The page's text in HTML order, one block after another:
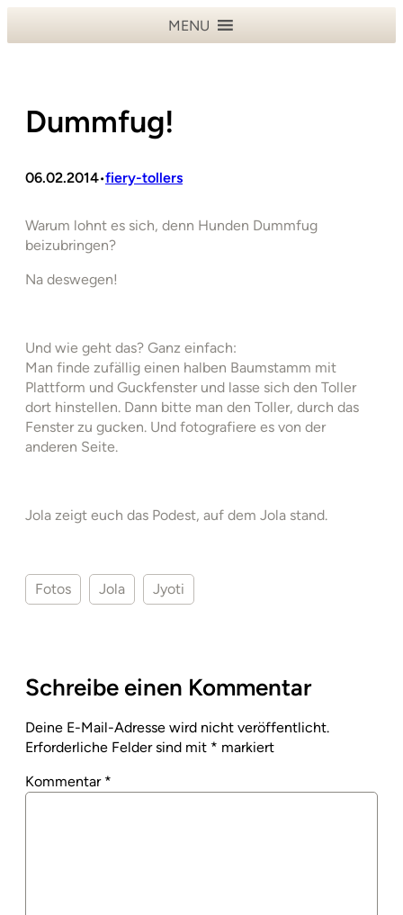
MENU
Dummfug!
06.02.2014•fiery-tollers
Warum lohnt es sich, denn Hunden Dummfug
beizubringen?
Na deswegen!
Und wie geht das? Ganz einfach:
Man finde zufällig einen halben Baumstamm mit
Plattform und Guckfenster und lasse sich den Toller
dort hinstellen. Dann bitte man den Toller, durch das
Fenster zu gucken. Und fotografiere es von der
anderen Seite.
Jola zeigt euch das Podest, auf dem Jola stand.
Fotos Jola Jyoti
Schreibe einen Kommentar
Deine E-Mail-Adresse wird nicht veröffentlicht.
Erforderliche Felder sind mit * markiert
Kommentar *